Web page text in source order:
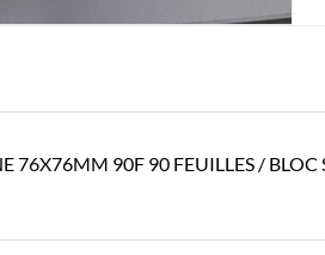
76X76MM 90F 90 FEUILLES / BLOC